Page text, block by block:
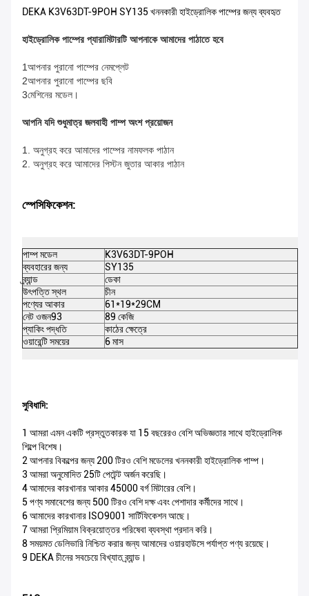
DEKA K3V63DT-9POH SY135 খননকারী হাইড্রোলিক পাম্পের জন্য ব্যবহৃত
হাইড্রোলিক পাম্পের প্যারামিটারটি আপনাকে আমাদের পাঠাতে হবে
1আপনার পুরানো পাম্পের নেমপ্লেট
2আপনার পুরানো পাম্পের ছবি
3মেশিনের মডেল।
আপনি যদি শুধুমাত্র জলবাহী পাম্প অংশ প্রয়োজন
1. অনুগ্রহ করে আমাদের পাম্পের নামফলক পাঠান
2. অনুগ্রহ করে আমাদের পিস্টন জুতার আকার পাঠান
স্পেসিফিকেশন:
পাম্প মডেল
K3V63DT-9POH
ব্যবহারের জন্য
SY135
ব্র্যান্ড
ডেকা
উৎপত্তি স্থল
চীন
পণ্যের আকার
61*19*29CM
নেট ওজন93
89 কেজি
প্যাকিং পদ্ধতি
কাঠের ক্ষেত্রে
ওয়ারেন্টি সময়ের
6 মাস
সুবিধাদি:
1 আমরা এমন একটি প্রস্তুতকারক যা 15 বছরেরও বেশি অভিজ্ঞতার সাথে হাইড্রোলিক
শিল্পে বিশেষ।
2 আপনার বিকল্পের জন্য 200 টিরও বেশি মডেলের খননকারী হাইড্রোলিক পাম্প।
3 আমরা অনুমোদিত 25টি পেটেন্ট অর্জন করেছি।
4 আমাদের কারখানার আকার 45000 বর্গ মিটারের বেশি।
5 পণ্য সমাবেশের জন্য 500 টিরও বেশি দক্ষ এবং পেশাদার কর্মীদের সাথে।
6 আমাদের কারখানার ISO9001 সার্টিফিকেশন আছে।
7 আমরা প্রিমিয়াম বিক্রয়োত্তর পরিষেবা ব্যবস্থা প্রদান করি।
8 সময়মত ডেলিভারি নিশ্চিত করার জন্য আমাদের ওয়ারহাউসে পর্যাপ্ত পণ্য রয়েছে।
9 DEKA চীনের সবচেয়ে বিখ্যাত ব্র্যান্ড।